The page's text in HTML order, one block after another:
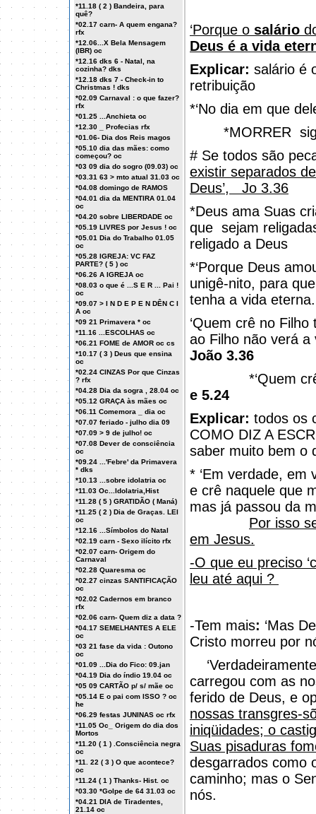
*11.18 ( 2 ) Bandeira, para
quê?
*02.17 carn- A quem engana?
rfx
*12.06...X Bela Mensagem
(IBR) oc
*12.16 dks 6 - Natal, na
cozinha? dks
*12.18 dks 7 - Check-in to
Christmas ! dks
*02.09 Carnaval : o que fazer?
rfx
*01.25 ...Anchieta oc
*12.30 _ Profecias rfx
*01.06- Dia dos Reis magos
*05.10 dia das mães: como
começou? oc
*03 09 dia do sogro (09.03) oc
*03.31 63 > mto atual 31.03 oc
*04.08 domingo de RAMOS
*04.01 dia da MENTIRA 01.04
oc
*04.20 sobre LIBERDADE oc
*05.19 LIVRES por Jesus ! oc
*05.01 Dia do Trabalho 01.05
oc
*05.28 IGREJA: VC FAZ
PARTE? ( 5 ) oc
*06.26 A IGREJA oc
*08.03 o que é ...S E R ... Pai !
oc
*09.07 > I N D E P E N DÊN C I
A oc
*09 21 Primavera * oc
*11.16 ...ESCOLHAS oc
*06.21 FOME de AMOR oc cs
*10.17 ( 3 ) Deus que ensina
oc
*02.24 CINZAS Por que Cinzas
? rfx
*04.28 Dia da sogra , 28.04 oc
*05.12 GRAÇA às mães oc
*06.11 Comemora _ dia oc
*07.07 feriado - julho dia 09
*07.09 > 9 de julho! oc
*07.08 Dever de consciência
oc
*09.24 ...'Febre' da Primavera
* dks
*10.13 ...sobre idolatria oc
*11.03 Oc...Idolatria,Hist
*11.28 ( 5 ) GRATIDÃO ( Maná)
*11.25 ( 2 ) Dia de Graças. LEI
oc
*12.16 ...Símbolos do Natal
*02.19 carn - Sexo ilícito rfx
*02.07 carn- Origem do
Carnaval
*02.28 Quaresma oc
*02.27 cinzas SANTIFICAÇÃO
oc
*02.02 Cadernos em branco
rfx
*02.06 carn- Quem diz a data ?
*04.17 SEMELHANTES A ELE
oc
*03 21 fase da vida : Outono
oc
*01.09 ...Dia do Fico: 09.jan
*04.19 Dia do índio 19.04 oc
*05 09 CARTÃO p/ s/ mãe oc
*05.14 E o pai com ISSO ? oc
he
*06.29 festas JUNINAS oc rfx
*11.05 Oc_ Origem do dia dos
Mortos
*11.20 ( 1 ) .Consciência negra
oc
*11. 22 ( 3 ) O que acontece?
oc
*11.24 ( 1 ) Thanks- Hist. oc
*03.30 *Golpe de 64 31.03 oc
*04.21 DIA de Tiradentes,
21.14 oc
‘Porque o salário
Deus é a vida
Explicar: salário é
retribuição
*‘No dia em que
*MORRER
# Se todos são
existir separados
Deus’,
Jo 3.36
*Deus ama Suas
que sejam
religado a Deus
*‘Porque Deus
unigê-nito, para
tenha a vida
‘Quem crê no
ao Filho não verá
João 3.36
*‘Quem crê
e 5.24
Explicar: todos os
COMO DIZ A
saber muito bem o
* ‘Em verdade, em
e crê naquele que
mas já passou da
Por isso
em Jesus.
-O que eu preciso
leu até aqui ?
-Tem mais: ‘Mas
Cristo morreu por
carregou com as
ferido de Deus, e
nossas transgres-
iniqüidades; o
Suas pisaduras
desgarrados como
caminho; mas o
nós.